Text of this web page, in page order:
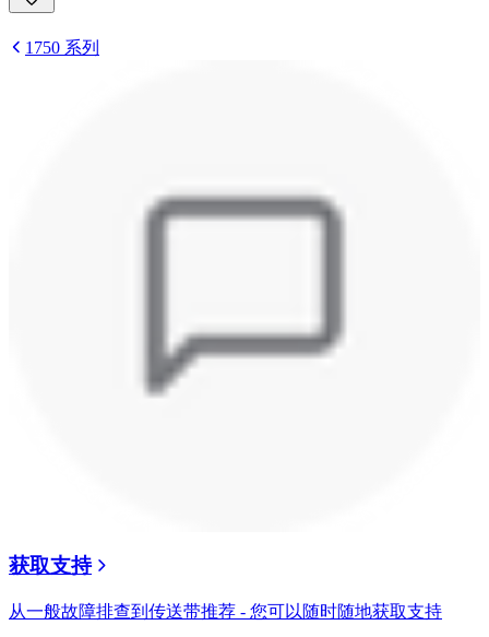
1750 系列
获取支持
从一般故障排查到传送带推荐 - 您可以随时随地获取支持